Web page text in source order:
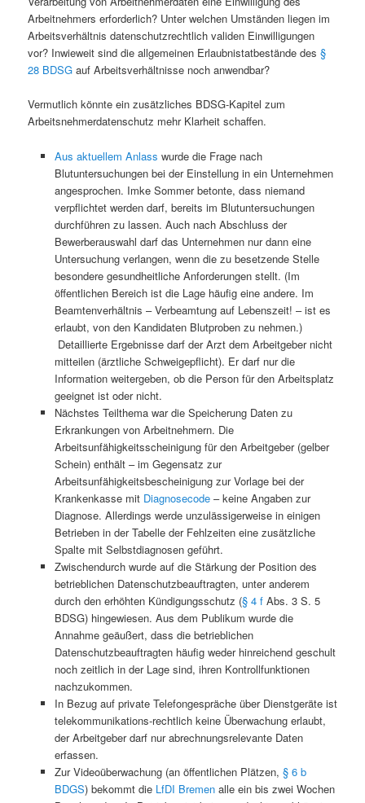
Arbeitnehmers erforderlich? Unter welchen Umständen liegen im
Arbeitsverhältnis datenschutzrechtlich validen Einwilligungen
vor? Inwieweit sind die allgemeinen Erlaubnistatbestände des§
28 BDSG auf Arbeitsverhältnisse noch anwendbar?
Vermutlich könnte ein zusätzliches BDSG-Kapitel zum
Arbeitsnehmerdatenschutz mehr Klarheit schaffen.
Aus aktuellem Anlass wurde die Frage nach
Blutuntersuchungen bei der Einstellung in ein Unternehmen
angesprochen. Imke Sommer betonte, dass niemand
verpflichtet werden darf, bereits im Blutuntersuchungen
durchführen zu lassen. Auch nach Abschluss der
Bewerberauswahl darf das Unternehmen nur dann eine
Untersuchung verlangen, wenn die zu besetzende Stelle
besondere gesundheitliche Anforderungen stellt. (Im
öffentlichen Bereich ist die Lage häufig eine andere. Im
Beamtenverhältnis – Verbeamtung auf Lebenszeit! – ist es
erlaubt, von den Kandidaten Blutproben zu nehmen.)
Detaillierte Ergebnisse darf der Arzt dem Arbeitgeber nicht
mitteilen (ärztliche Schweigepflicht). Er darf nur die
Information weitergeben, ob die Person für den Arbeitsplatz
geeignet ist oder nicht.
Nächstes Teilthema war die Speicherung Daten zu
Erkrankungen von Arbeitnehmern. Die
Arbeitsunfähigkeitsscheinigung für den Arbeitgeber (gelber
Schein) enthält – im Gegensatz zur
Arbeitsunfähigkeitsbescheinigung zur Vorlage bei der
Krankenkasse mit Diagnosecode– keine Angaben zur
Diagnose. Allerdings werde unzulässigerweise in einigen
Betrieben in der Tabelle der Fehlzeiten eine zusätzliche
Spalte mit Selbstdiagnosen geführt.
Zwischendurch wurde auf die Stärkung der Position des
betrieblichen Datenschutzbeauftragten, unter anderem
durch den erhöhten Kündigungsschutz (§ 4 fAbs. 3 S. 5
BDSG) hingewiesen. Aus dem Publikum wurde die
Annahme geäußert, dass die betrieblichen
Datenschutzbeauftragten häufig weder hinreichend geschult
noch zeitlich in der Lage sind, ihren Kontrollfunktionen
nachzukommen.
In Bezug auf private Telefongespräche über Dienstgeräte ist
telekommunikations-rechtlich keine Überwachung erlaubt,
der Arbeitgeber darf nur abrechnungsrelevante Daten
erfassen.
Zur Videoüberwachung (an öffentlichen Plätzen, § 6 b
BDGS) bekommt die LfDI Bremenalle ein bis zwei Wochen